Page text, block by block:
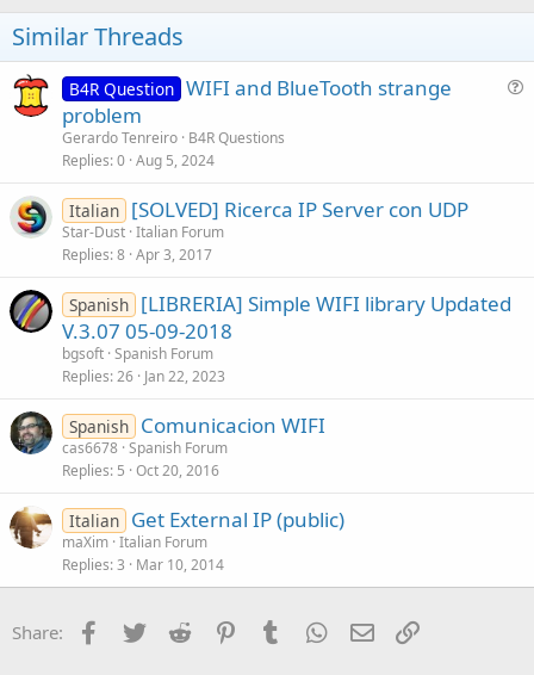
Similar Threads
B4R Question WIFI and BlueTooth strange
problem
Gerardo Tenreiro B4R Questions
Replies 0 Aug 5, 2024
Italian [SOLVED] Ricerca IP Server con UDP
Star-Dust Italian Forum
Replies 8 Apr 3, 2017
Spanish [LIBRERIA] Simple WIFI library Updated
V.3.07 05-09-2018
bgsoft Spanish Forum
Replies 26 Jan 22, 2023
Spanish Comunicacion WIFI
cas6678 Spanish Forum
Replies 5 Oct 20, 2016
Italian Get External IP (public)
maXim Italian Forum
Replies 3 Mar 10, 2014
Share: Facebook
Twitter Reddit PinterestTumblr WhatsApp
Email